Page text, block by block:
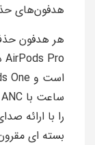
هدفون‌های
هر هدفون
بسته ای